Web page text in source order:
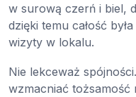
w surową czerń i biel,
dzięki temu całość
wizyty w lokalu.
Nie lekceważ
wzmacniać tożsamość